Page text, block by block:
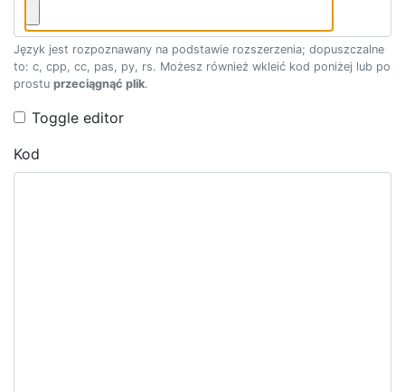
Język jest rozpoznawany na podstawie rozszerzenia; dopuszczalne
to: c, cpp, cc, pas, py, rs. Możesz również wkleić kod poniżej lub po
prostu przeciągnąć plik.
Toggle editor
Kod